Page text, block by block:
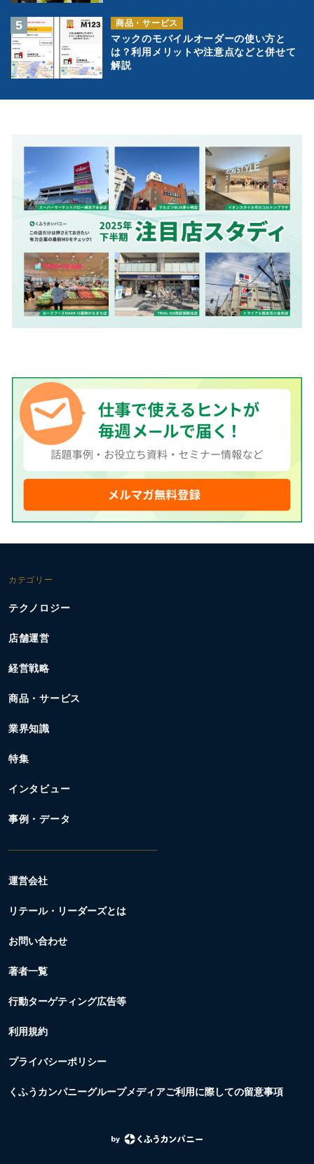
商品・サービス
マックのモバイルオーダーの使い方と
は？利用メリットや注意点などと併せて
解説
カテゴリー
テクノロジー
店舗運営
経営戦略
商品・サービス
業界知識
特集
インタビュー
事例・データ
運営会社
リテール・リーダーズとは
お問い合わせ
著者一覧
行動ターゲティング広告等
利用規約
プライバシーポリシー
くふうカンパニーグループメディアご利用に際しての留意事項